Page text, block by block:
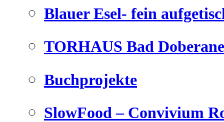
Blauer Esel- fein
TORHAUS Bad
Buchprojekte
SlowFood – Convivium